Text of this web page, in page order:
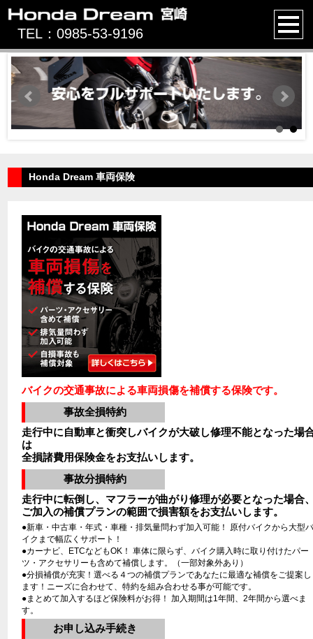
TEL：0985-53-9196
TEL：0985-53-9196
Honda Dream 車両保険
バイクの交通事故による車両損傷を補償する保険です。
事故全損特約
走行中に自動車と衝突しバイクが大破し修理不能となった場
は
全損諸費用保険金をお支払いします。
事故分損特約
走行中に転倒し、マフラーが曲がり修理が必要となった場合
ご加入の補償プランの範囲で損害額をお支払いします。
●新車・中古車・年式・車種・排気量問わず加入可能！ 原付バイクから大型
イクまで幅広くサポート！
●カーナビ、ETCなどもOK！ 車体に限らず、バイク購入時に取り付けたパー
ツ・アクセサリーも含めて補償します。（一部対象外あり）
●分損補償が充実！選べる４つの補償プランであなたに最適な補償をご提案し
ます！ニーズに合わせて、特約を組み合わせる事が可能です。
●まとめて加入するほど保険料がお得！ 加入期間は1年間、2年間から選べま
す。
お申し込み手続き